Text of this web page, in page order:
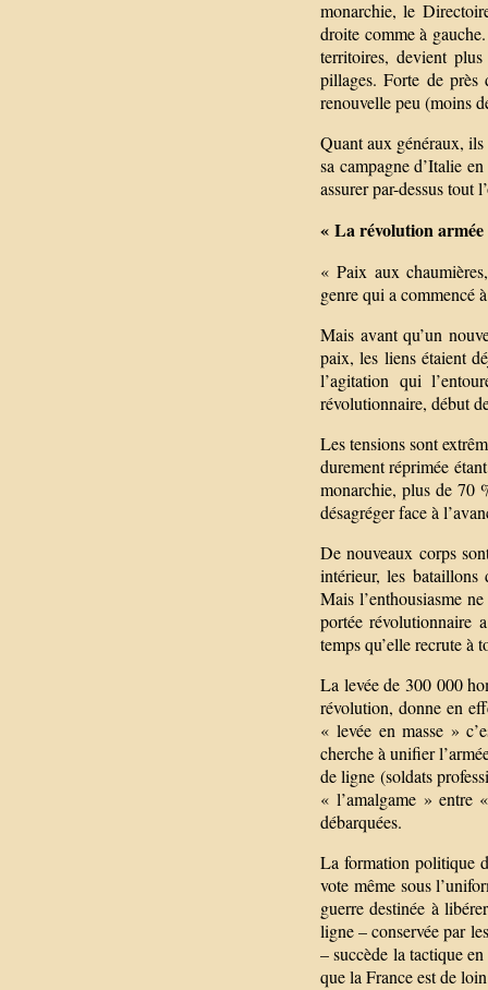
monarchie, le
droite comme à
territoires, devient
pillages. Forte de
renouvelle peu (moins
Quant aux généraux,
sa campagne d’Italie
assurer par-dessus tout
« La révolution armée
« Paix aux
genre qui a commencé
Mais avant qu’un
paix, les liens étaient
l’agitation qui
révolutionnaire, début
Les tensions sont
durement réprimée
monarchie, plus de 70
désagréger face à
De nouveaux corps
intérieur, les bataillons
Mais l’enthousiasme
portée révolutionnaire
temps qu’elle recrute à
La levée de 300 000
révolution, donne en
« levée en masse »
cherche à unifier
de ligne (soldats
« l’amalgame » entre
débarquées.
La formation politique
vote même sous
guerre destinée à
ligne – conservée par
– succède la tactique
que la France est de